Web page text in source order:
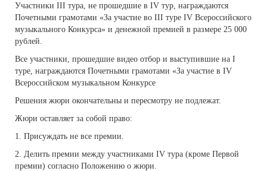
Участники III тура, не прошедшие в IV тур, награждаются
Почетными грамотами «За участие во III туре IV Всероссийского
музыкального Конкурса» и денежной премией в размере 25 000
рублей.
Все участники, прошедшие видео отбор и выступившие на I
туре, награждаются Почетными грамотами «За участие в IV
Всероссийском музыкальном Конкурсе
Решения жюри окончательны и пересмотру не подлежат.
Жюри оставляет за собой право:
1. Присуждать не все премии.
2. Делить премии между участниками IV тура (кроме Первой
премии) согласно Положению о жюри.